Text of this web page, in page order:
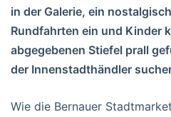
in der Galerie, ein
Rundfahrten ein und Kinder
abgegebenen Stiefel prall
der Innenstadthändler
Wie die Bernauer